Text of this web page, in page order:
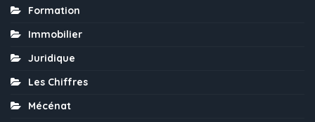
Formation
Immobilier
Juridique
Les Chiffres
Mécénat